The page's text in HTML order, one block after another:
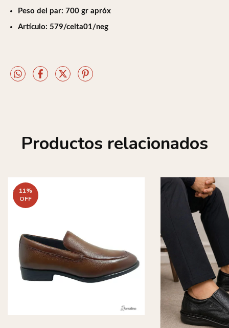
Peso del par: 700 gr apróx
Artículo: 579/celta01/neg
Productos relacionados
11%
OFF